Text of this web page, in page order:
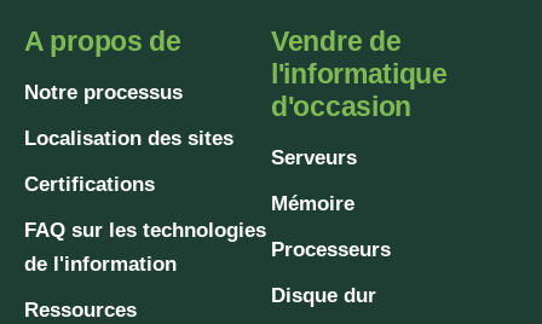
A propos de
Notre processus
Localisation des sites
Certifications
FAQ sur les technologies
de l'information
Ressources
Vendre de
l'informatique
d'occasion
Serveurs
Mémoire
Processeurs
Disque dur